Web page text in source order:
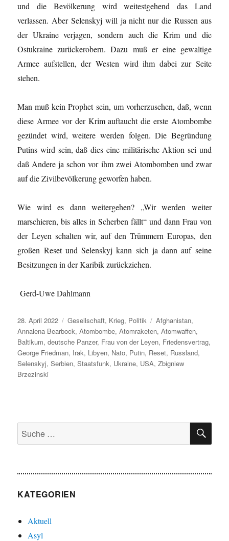
und die Bevölkerung wird weitestgehend das Land
verlassen. Aber Selenskyj will ja nicht nur die Russen aus
der Ukraine verjagen, sondern auch die Krim und die
Ostukraine zurückerobern. Dazu muß er eine gewaltige
Armee aufstellen, der Westen wird ihm dabei zur Seite
stehen.
Man muß kein Prophet sein, um vorherzusehen, daß, wenn
diese Armee vor der Krim auftaucht die erste Atombombe
gezündet wird, weitere werden folgen. Die Begründung
Putins wird sein, daß dies eine militärische Aktion sei und
daß Andere ja schon vor ihm zwei Atombomben und zwar
auf die Zivilbevölkerung geworfen haben.
Wie wird es dann weitergehen? „Wir werden weiter
marschieren, bis alles in Scherben fällt“ und dann Frau von
der Leyen schalten wir, auf den Trümmern Europas, den
großen Reset und Selenskyj kann sich ja dann auf seine
Besitzungen in der Karibik zurückziehen.
Gerd-Uwe Dahlmann
Veröffentlicht
am
28. April 2022 Kategorien
Gesellschaft, Krieg, Politik Schlagwörter
Afghanistan,
Annalena Bearbock,Atombombe,Atomraketen,Atomwaffen,
Baltikum,deutsche Panzer, Frau von der Leyen, Friedensvertrag,
George Friedman, Irak, Libyen, Nato, Putin, Reset, Russland,
Selenskyj,Serbien,Staatsfunk, Ukraine, USA,Zbigniew
Brzezinski
Suche
nach:
KATEGORIEN
Aktuell
Asyl